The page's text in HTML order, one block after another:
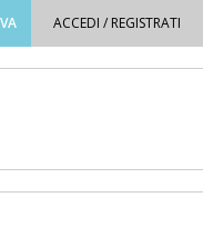
ACCEDI / REGISTRATI